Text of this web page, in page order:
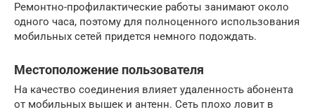
Ремонтно-профилактические работы занимают около
одного часа, поэтому для полноценного использования
мобильных сетей придется немного подождать.
Местоположение пользователя
На качество соединения влияет удаленность абонента
от мобильных вышек и антенн. Сеть плохо ловит в